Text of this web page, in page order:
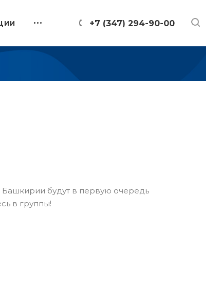
+7 (347) 294-90-00
будут в первую очередь
в группы!